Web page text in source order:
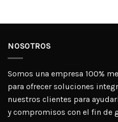
NOSOTROS
Somos una empresa 100%
para ofrecer soluciones
nuestros clientes para
y compromisos con el fin de